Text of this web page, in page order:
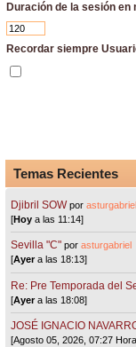
Duración de la sesión en
Recordar siempre
Temas Recientes
Djibril SOW porasturgabriel
[Hoy a las 11:14]
Sevilla "C"porasturgabriel
[Ayera las 18:13]
Re: Pre Temporada del
[Ayera las 18:08]
JOSÉ IGNACIO
[Agosto 05, 2026, 07:27